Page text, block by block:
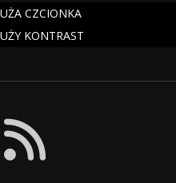
CZCIONKA
KONTRAST